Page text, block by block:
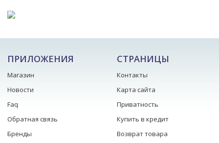
ПРИЛОЖЕНИЯ
Магазин
Новости
Faq
Обратная связь
Бренды
СТРАНИЦЫ
Контакты
Карта сайта
Приватность
Купить в кредит
Возврат товара